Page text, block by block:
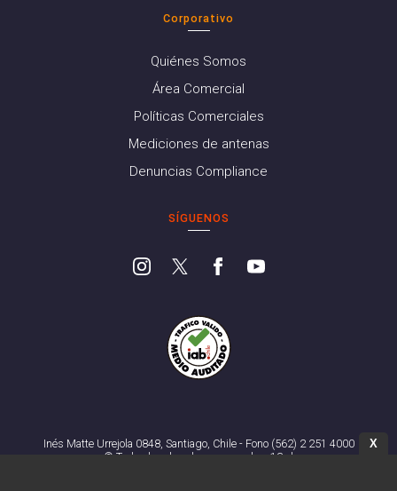
Corporativo
Quiénes Somos
Área Comercial
Políticas Comerciales
Mediciones de antenas
Denuncias Compliance
SÍGUENOS
Inés Matte Urrejola 0848, Santiago, Chile - Fono (562) 2 251 4000
© Todos los derechos reservados. 13.cl
X